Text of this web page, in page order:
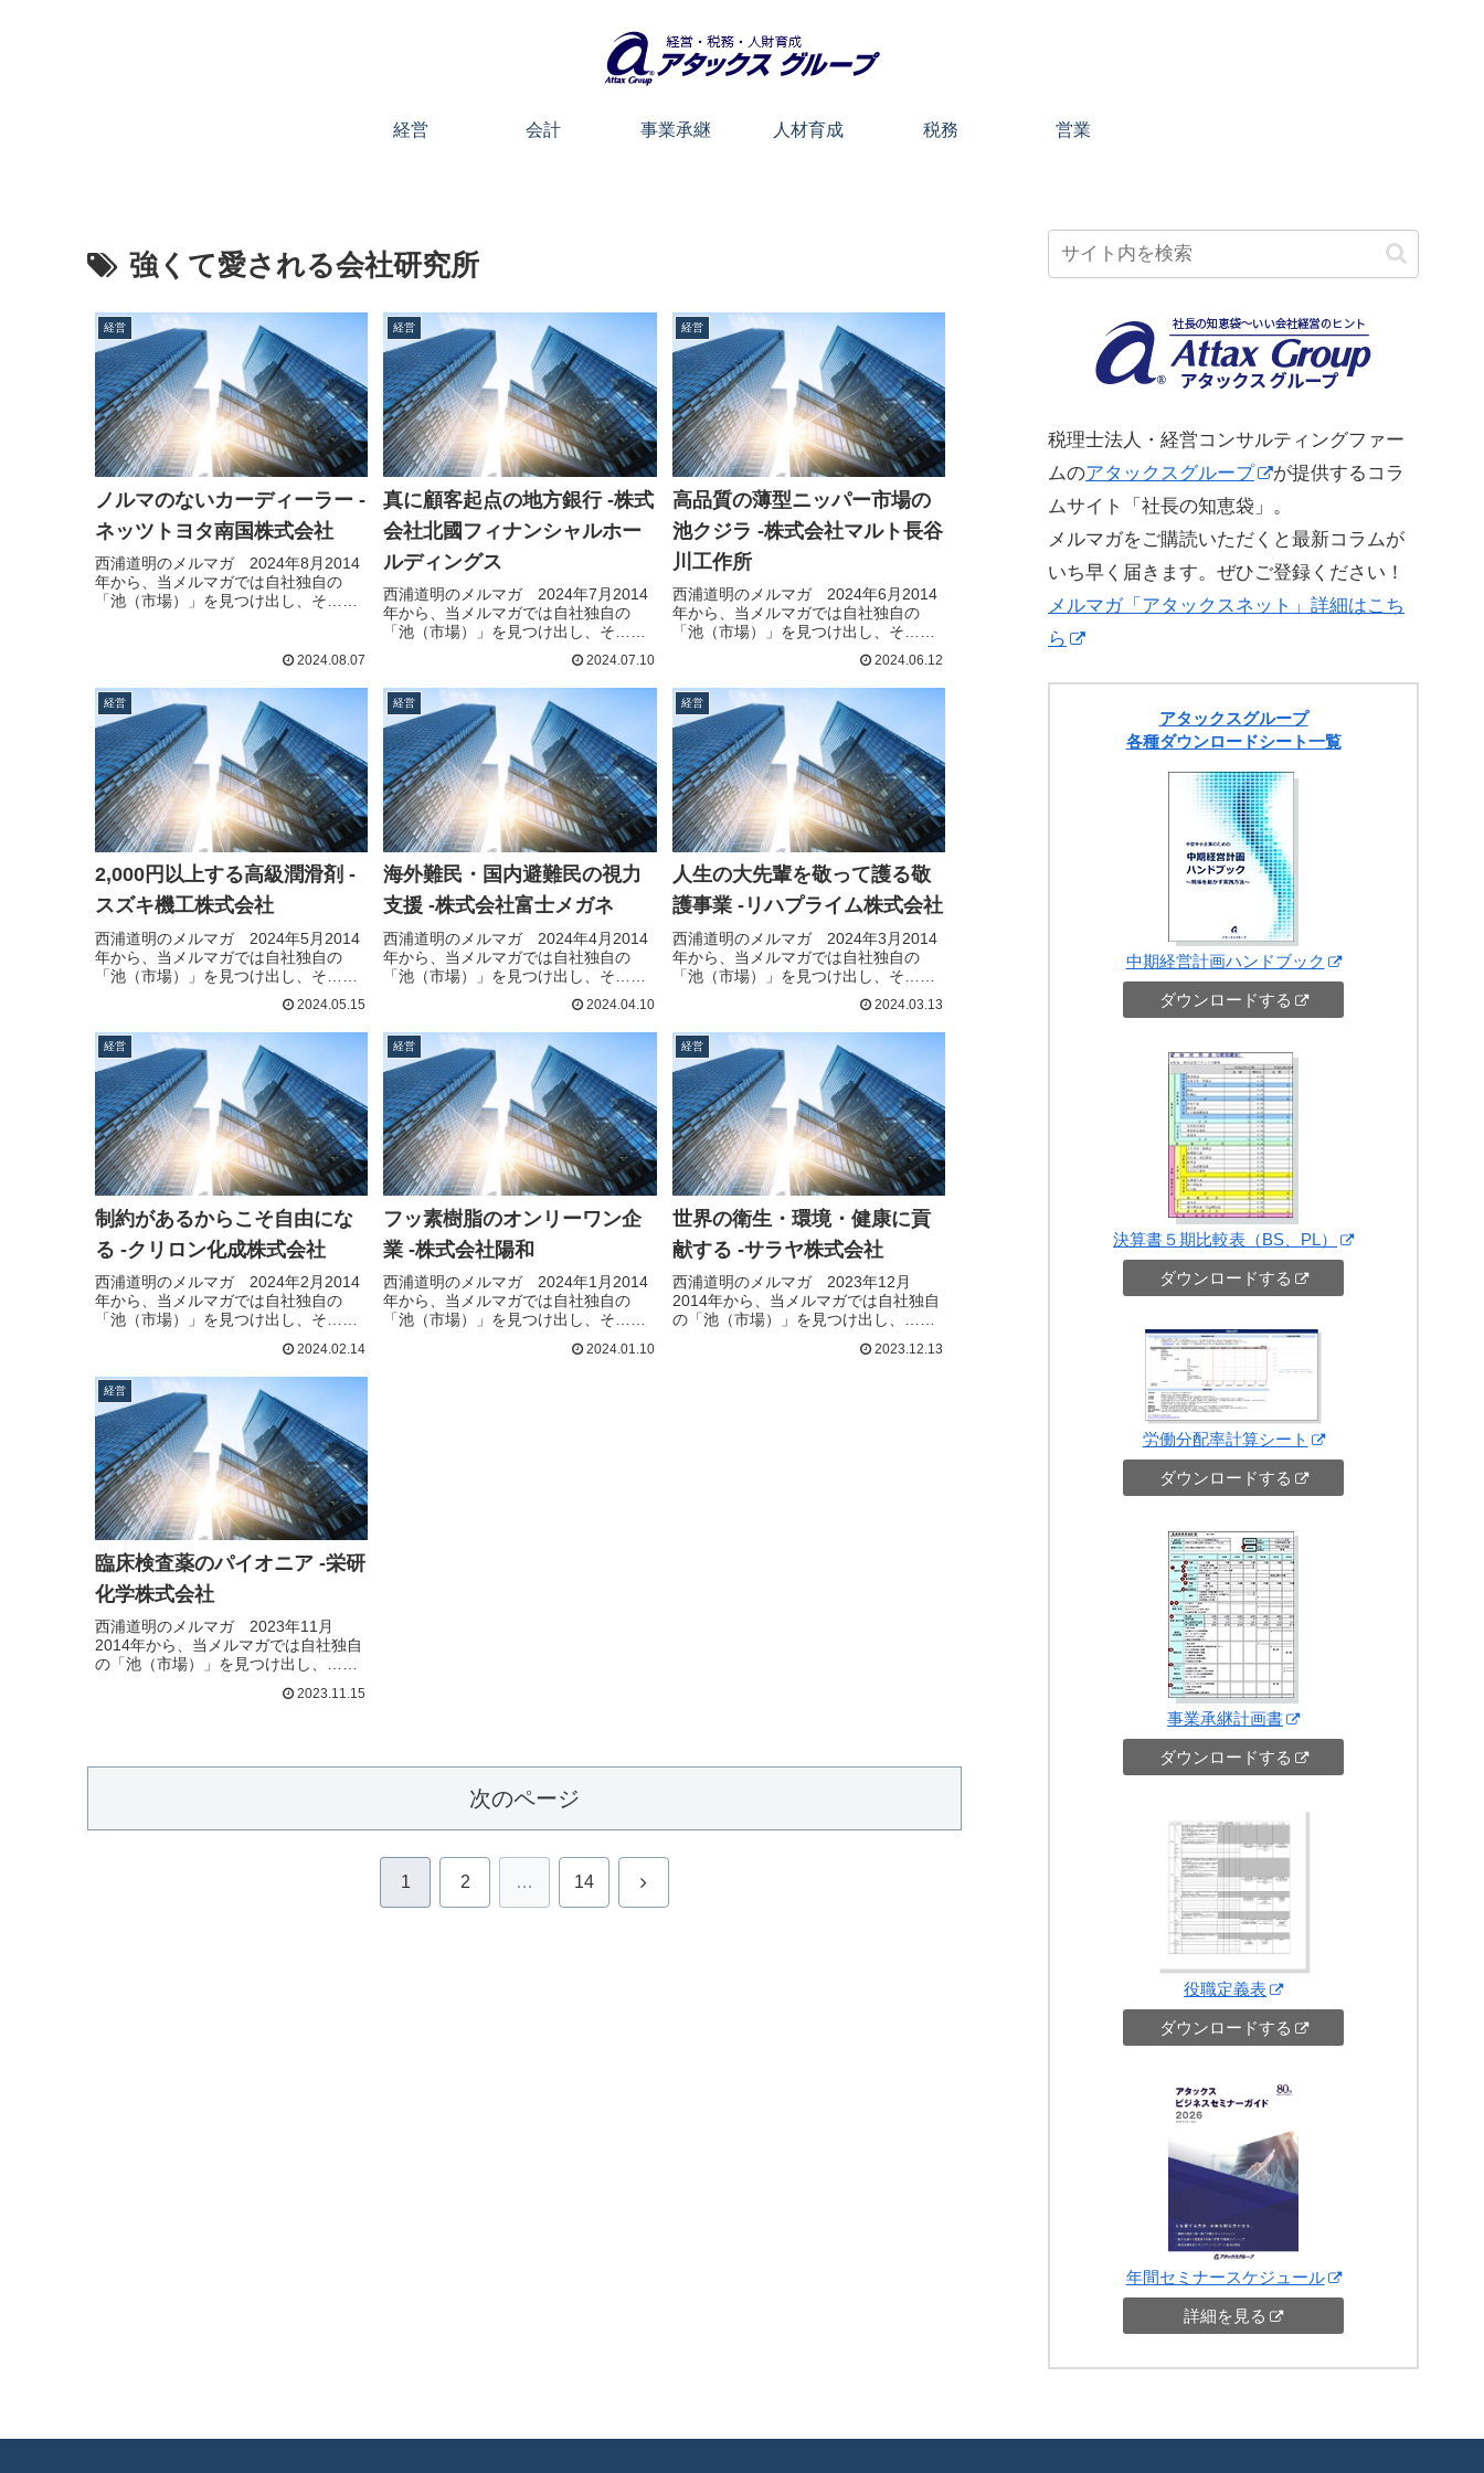
経営 会計 事業承継 人材育成 税務 営業
強くて愛される会社研究所
経営
ノルマのないカーディーラー -
ネッツトヨタ南国株式会社
西浦道明のメルマガ 2024年8月2014
年から、当メルマガでは自社独自の
「池（市場）」を見つけ出し、そ…続
2024.08.07
経営
真に顧客起点の地方銀行 -株式
会社北國フィナンシャルホー
ルディングス
西浦道明のメルマガ 2024年7月2014
年から、当メルマガでは自社独自の
「池（市場）」を見つけ出し、そ…続
2024.07.10
経営
高品質の薄型ニッパー市場の
池クジラ -株式会社マルト長谷
川工作所
西浦道明のメルマガ 2024年6月2014
年から、当メルマガでは自社独自の
「池（市場）」を見つけ出し、そ…続
2024.06.12
経営
2,000円以上する高級潤滑剤 -
スズキ機工株式会社
西浦道明のメルマガ 2024年5月2014
年から、当メルマガでは自社独自の
「池（市場）」を見つけ出し、そ…続
2024.05.15
経営
海外難民・国内避難民の視力
支援 -株式会社富士メガネ
西浦道明のメルマガ 2024年4月2014
年から、当メルマガでは自社独自の
「池（市場）」を見つけ出し、そ…続
2024.04.10
経営
人生の大先輩を敬って護る敬
護事業 -リハプライム株式会社
西浦道明のメルマガ 2024年3月2014
年から、当メルマガでは自社独自の
「池（市場）」を見つけ出し、そ…続
2024.03.13
経営
制約があるからこそ自由にな
る -クリロン化成株式会社
西浦道明のメルマガ 2024年2月2014
年から、当メルマガでは自社独自の
「池（市場）」を見つけ出し、そ…続
2024.02.14
経営
フッ素樹脂のオンリーワン企
業 -株式会社陽和
西浦道明のメルマガ 2024年1月2014
年から、当メルマガでは自社独自の
「池（市場）」を見つけ出し、そ…続
2024.01.10
経営
世界の衛生・環境・健康に貢
献する -サラヤ株式会社
西浦道明のメルマガ 2023年12月
2014年から、当メルマガでは自社独自
の「池（市場）」を見つけ出し、…続
2023.12.13
経営
臨床検査薬のパイオニア -栄研
化学株式会社
西浦道明のメルマガ 2023年11月
2014年から、当メルマガでは自社独自
の「池（市場）」を見つけ出し、…続
2023.11.15
次のページ
1 2 … 14 次
税理士法人・経営コンサルティングファー
ムのアタックスグループ
が提供するコラ
ムサイト「社長の知恵袋」。
メルマガをご購読いただくと最新コラムが
いち早く届きます。ぜひご登録ください！
メルマガ「アタックスネット」詳細はこち
ら
アタックスグループ
各種ダウンロードシート一覧
中期経営計画ハンドブック
ダウンロードする
決算書５期比較表（BS、PL）
ダウンロードする
労働分配率計算シート
ダウンロードする
事業承継計画書
ダウンロードする
役職定義表
ダウンロードする
年間セミナースケジュール
詳細を見る